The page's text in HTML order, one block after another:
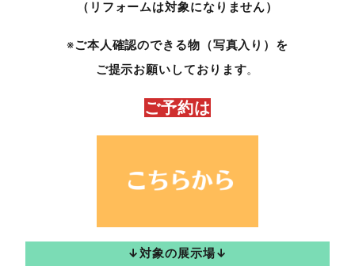
（リフォームは対象になりません）
※ご本人確認のできる物（写真入り）を
ご提示お願いしております。
ご予約は
↓対象の展示場↓